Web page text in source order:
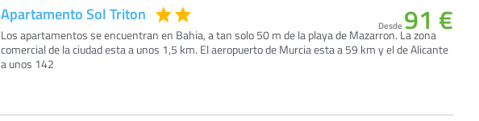
Apartamento Sol Triton
Los apartamentos se encuentran en Bahia, a tan solo 50 m de la playa de Mazarron. La zona
comercial de la ciudad esta a unos 1,5 km. El aeropuerto de Murcia esta a 59 km y el de Alicante
a unos 142
Desde 91 €